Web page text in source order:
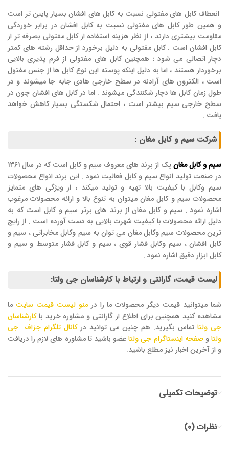
انعطاف کابل های مفتولی نسبت به کابل های افشان بسیار پایین تر است
و همین طور کابل های مفتولی نسبت به کابل افشان در برابر خوردگی
مقاومت بیشتری دارند ، از نظر هزینه استفاده از کابل مفتولی بصرفه تر از
کابل افشان است . کابل مفتولی به دلیل برخورد از حداقل رشته های کمتر
دچار اتصالی می شود ؛ همچنین کابل های مفتولی از فرم پذیری بالایی
برخوردار هستند ، اما به دلیل اینکه پوسته این نوع کابل ها از جنس مفتول
است ، الکترون های آزادنه در سطح خارجی هادی جابه جا میشوند و در
طول زمان کابل ها دچار شکنندگی میشوند . اما در کابل های افشان چون در
سطح خارجی سیم بیشتر است ، احتمال شکستگی بسیار کاهش خواهد
یافت .
شرکت سیم و کابل مغان :
سیم و کابل مغان
یک از برند های معروف سیم و کابل است که در سال 1361
در صنعت تولید انواع سیم و کابل فعالیت نمود . این برند انواع محصولات
سیم وکابل با کیفیت بالا تهیه و تولید میکند ، از ویژگی های متمایز
محصولات سیم و کابل مغان میتوان به تنوع بالا و ارائه محصولات مرغوب
اشاره نمود . سیم و کابل مغان از برند های برتر سیم و کابل است که به
دلیل ارائه محصولات با کیفیت شهرت بالایی به دست آورده است . از رایج
ترین محصولات سیم وکابل مغان می توان به سیم وکابل مخابراتی ، سیم و
کابل افشان ، سیم وکابل فشار قوی ، سیم و کابل فشار متوسط و سیم و
کابل ابزار دقیق اشاره نمود .
لیست قیمت، گارانتی و ارتباط با کارشناسان جی ولتا:
شما میتوانید قیمت دیگر محصولات ما را درمنو لیست قیمت سایت ما
مشاهده کنید همچنین برای اطلاع از گارانتی و مشاوره خرید باکارشناسان
جی ولتا تماس بگیرید. هم چنین می توانید درکانال تلگرام جزاف جی
ولتاوصفحه اینستاگرام جی ولتاعضو باشید تا مشاوره های لازم را دریافت
و از آخرین اخبار نیز مطلع باشید.
توضیحات تکمیلی
نظرات (0)